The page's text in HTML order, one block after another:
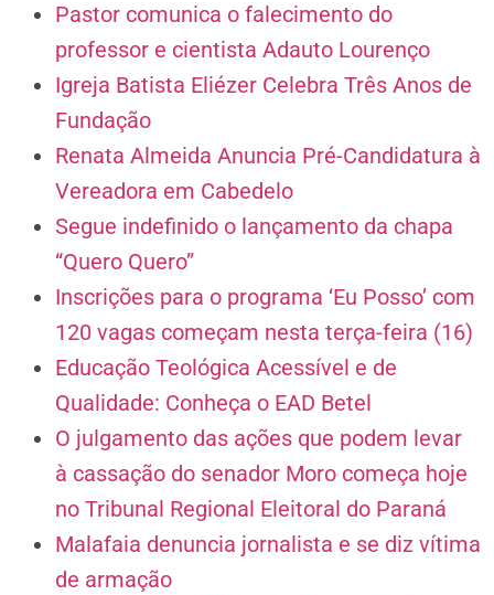
Pastor comunica o falecimento do
professor e cientista Adauto Lourenço
Igreja Batista Eliézer Celebra Três Anos de
Fundação
Renata Almeida Anuncia Pré-Candidatura à
Vereadora em Cabedelo
Segue indefinido o lançamento da chapa
“Quero Quero”
Inscrições para o programa ‘Eu Posso’ com
120 vagas começam nesta terça-feira (16)
Educação Teológica Acessível e de
Qualidade: Conheça o EAD Betel
O julgamento das ações que podem levar
à cassação do senador Moro começa hoje
no Tribunal Regional Eleitoral do Paraná
Malafaia denuncia jornalista e se diz vítima
de armação